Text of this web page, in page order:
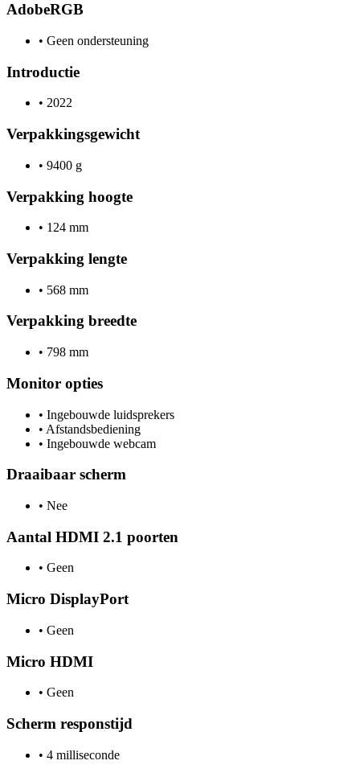
AdobeRGB
• Geen ondersteuning
Introductie
• 2022
Verpakkingsgewicht
• 9400 g
Verpakking hoogte
• 124 mm
Verpakking lengte
• 568 mm
Verpakking breedte
• 798 mm
Monitor opties
• Ingebouwde luidsprekers
• Afstandsbediening
• Ingebouwde webcam
Draaibaar scherm
• Nee
Aantal HDMI 2.1 poorten
• Geen
Micro DisplayPort
• Geen
Micro HDMI
• Geen
Scherm responstijd
• 4 milliseconde